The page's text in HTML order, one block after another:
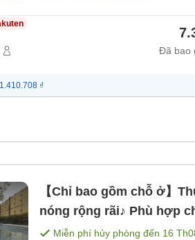
Đã bao
1.410.708 ₫
【Chỉ bao gồm chỗ ở】
nóng rộng rãi♪ Phù hợp
nhận phòng muộn nhất
Miễn phí hủy phòng đến 16